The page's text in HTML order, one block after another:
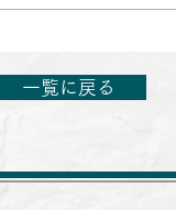
の大質問!?笑ってコ
月27日(土)19:56～
一覧に戻る